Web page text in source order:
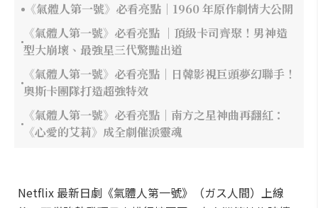
《氣體人第一號》必看亮點｜1960 年原作劇情大公開
《氣體人第一號》必看亮點 ｜頂級卡司齊聚！男神造
型大崩壞、最強星三代驚豔出道
《氣體人第一號》必看亮點｜日韓影視巨頭夢幻聯手！
奧斯卡團隊打造超強特效
《氣體人第一號》必看亮點｜南方之星神曲再翻紅：
《心愛的艾莉》成全劇催淚靈魂
Netflix 最新日劇《氣體人第一號》（ガス人間）上線